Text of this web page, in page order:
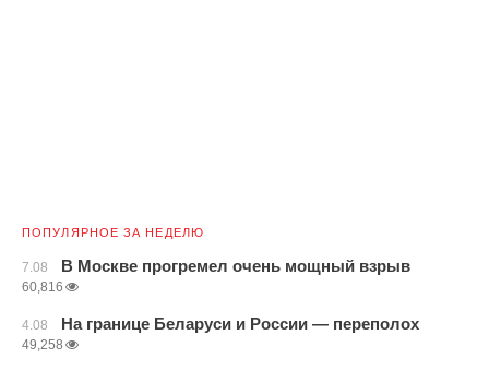
ПОПУЛЯРНОЕ ЗА НЕДЕЛЮ
7.08 В Москве прогремел очень мощный взрыв
60,816
4.08 На границе Беларуси и России — переполох
49,258